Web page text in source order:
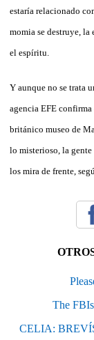
estaría relacionado
momia se destruye, la
el espíritu.
Y aunque no se trata
agencia EFE
británico museo de
lo misterioso, la gente
los mira de frente,
The
CELIA: